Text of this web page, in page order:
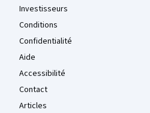
Investisseurs
Conditions
Confidentialité
Aide
Accessibilité
Contact
Articles